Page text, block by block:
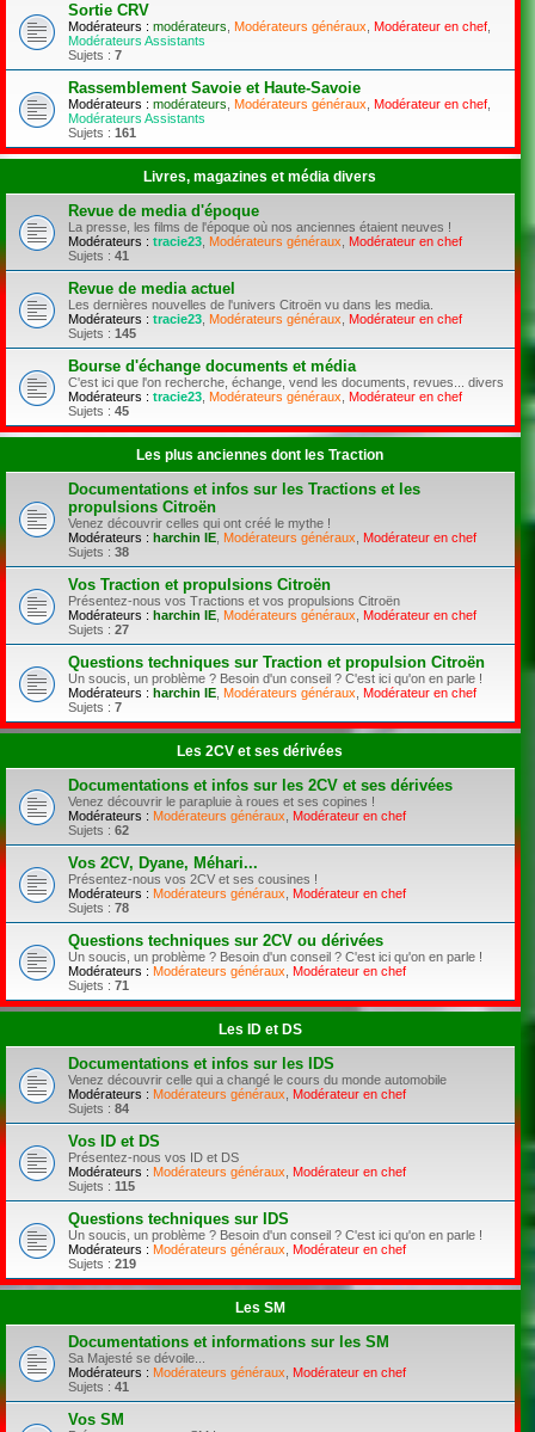
Sortie CRV
Modérateurs : modérateurs Modérateurs généraux Modérateur en chef
Modérateurs Assistants
Sujets : 7
Rassemblement Savoie et Haute-Savoie
Modérateurs : modérateurs Modérateurs généraux Modérateur en chef
Modérateurs Assistants
Sujets : 161
Livres, magazines et média divers
Revue de media d'époque
La presse, les films de l'époque où nos anciennes étaient neuves !
Modérateurs : tracie23 Modérateurs généraux
Modérateur en chef
Sujets : 41
Revue de media actuel
Les dernières nouvelles de l'univers Citroën vu dans les media.
Modérateurs : tracie23 Modérateurs généraux
Modérateur en chef
Sujets : 145
Bourse d'échange documents et média
C'est ici que l'on recherche, échange, vend les documents, revues... divers
Modérateurs : tracie23 Modérateurs généraux
Modérateur en chef
Sujets : 45
Les plus anciennes dont les Traction
Documentations et infos sur les Tractions et les
propulsions Citroën
Venez découvrir celles qui ont créé le mythe !
Modérateurs : harchin IE Modérateurs généraux
Modérateur en chef
Sujets : 38
Vos Traction et propulsions Citroën
Présentez-nous vos Tractions et vos propulsions Citroën
Modérateurs : harchin IE Modérateurs généraux
Modérateur en chef
Sujets : 27
Questions techniques sur Traction et propulsion Citroën
Un soucis, un problème ? Besoin d'un conseil ? C'est ici qu'on en parle !
Modérateurs : harchin IE Modérateurs généraux Modérateur en chef
Sujets : 7
Les 2CV et ses dérivées
Documentations et infos sur les 2CV et ses dérivées
Venez découvrir le parapluie à roues et ses copines !
Modérateurs : Modérateurs généraux
Modérateur en chef
Sujets : 62
Vos 2CV, Dyane, Méhari...
Présentez-nous vos 2CV et ses cousines !
Modérateurs : Modérateurs généraux
Modérateur en chef
Sujets : 78
Questions techniques sur 2CV ou dérivées
Un soucis, un problème ? Besoin d'un conseil ? C'est ici qu'on en parle !
Modérateurs : Modérateurs généraux
Modérateur en chef
Sujets : 71
Les ID et DS
Documentations et infos sur les IDS
Venez découvrir celle qui a changé le cours du monde automobile
Modérateurs : Modérateurs généraux
Modérateur en chef
Sujets : 84
Vos ID et DS
Présentez-nous vos ID et DS
Modérateurs : Modérateurs généraux
Modérateur en chef
Sujets : 115
Questions techniques sur IDS
Un soucis, un problème ? Besoin d'un conseil ? C'est ici qu'on en parle !
Modérateurs : Modérateurs généraux
Modérateur en chef
Sujets : 219
Les SM
Documentations et informations sur les SM
Sa Majesté se dévoile...
Modérateurs : Modérateurs généraux
Modérateur en chef
Sujets : 41
Vos SM